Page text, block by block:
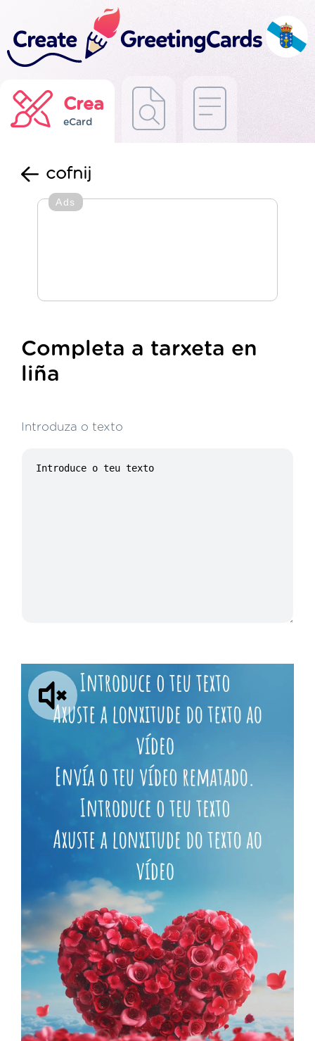
Crea
eCard
cofnij
Ads
Completa a tarxeta en
liña
Introduza o texto